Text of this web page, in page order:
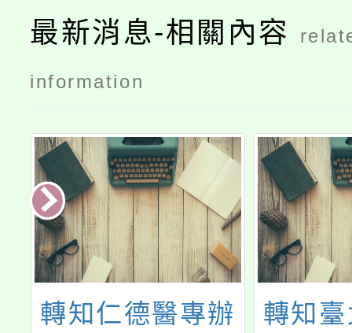
最新消息-相關內容
information
轉知仁德醫專辦
轉知